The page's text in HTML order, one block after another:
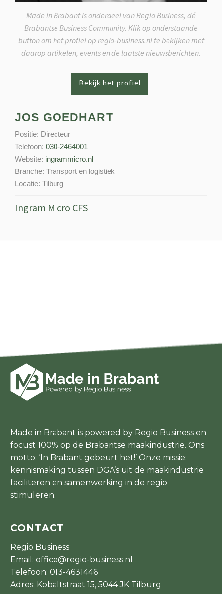
Made in Brabant is onderdeel van Regio Business, dé
Brabantse Business Community. Klik op onderstaande
button om het profiel op regio-business.nl te bekijken met
daarop artikelen, events en de laatste nieuwsberichten.
JOS GOEDHART
Positie: Directeur
Telefoon: 030-2464001
Website: ingrammicro.nl
Branche: Transport en logistiek
Locatie: Tilburg
Ingram Micro CFS
Made in Brabant is powered by Regio Business en
focust 100% op de Brabantse maakindustrie. Ons
motto: ‘In Brabant gebeurt het!’ Onze missie:
kennismaking tussen DGA’s uit de maakindustrie
faciliteren en samenwerking in de regio
stimuleren.
CONTACT
Regio Business
Email: office@regio-business.nl
Telefoon: 013-4631446
Adres: Kobaltstraat 15, 5044 JK Tilburg